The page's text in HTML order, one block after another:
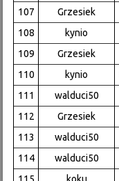
107
Grzesiek
108
kynio
109
Grzesiek
110
kynio
111
walduci50
112
Grzesiek
113
walduci50
114
walduci50